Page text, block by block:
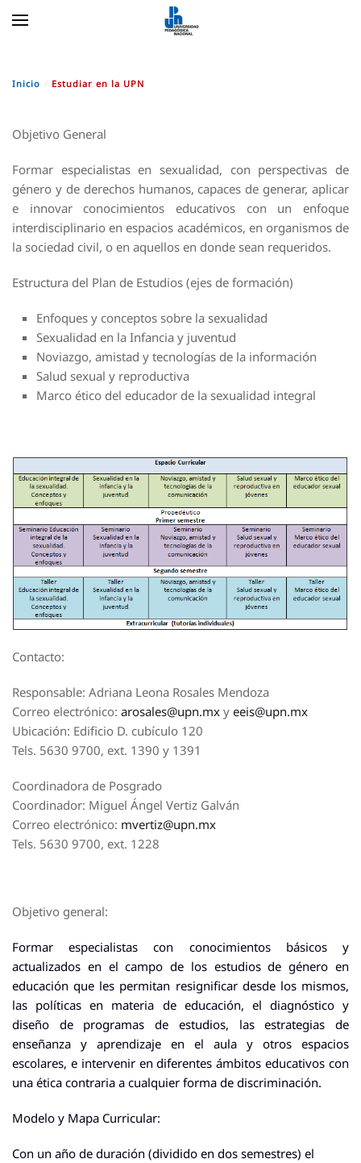
Inicio Estudiar en la UPN
Objetivo General
Formar especialistas en sexualidad, con perspectivas de
género y de derechos humanos, capaces de generar, aplicar
e innovar conocimientos educativos con un enfoque
interdisciplinario en espacios académicos, en organismos de
la sociedad civil, o en aquellos en donde sean requeridos.
Estructura del Plan de Estudios (ejes de formación)
Enfoques y conceptos sobre la sexualidad
Sexualidad en la Infancia y juventud
Noviazgo, amistad y tecnologías de la información
Salud sexual y reproductiva
Marco ético del educador de la sexualidad integral
Contacto:
Responsable: Adriana Leona Rosales Mendoza
Correo electrónico: arosales@upn.mx y eeis@upn.mx
Ubicación: Edificio D. cubículo 120
Tels. 5630 9700, ext. 1390 y 1391
Coordinadora de Posgrado
Coordinador: Miguel Ángel Vertiz Galván
Correo electrónico: mvertiz@upn.mx
Tels. 5630 9700, ext. 1228
Objetivo general:
Formar especialistas con conocimientos básicos y
actualizados en el campo de los estudios de género en
educación que les permitan resignificar desde los mismos,
las políticas en materia de educación, el diagnóstico y
diseño de programas de estudios, las estrategias de
enseñanza y aprendizaje en el aula y otros espacios
escolares, e intervenir en diferentes ámbitos educativos con
una ética contraria a cualquier forma de discriminación.
Modelo y Mapa Curricular:
Con un año de duración (dividido en dos semestres) el